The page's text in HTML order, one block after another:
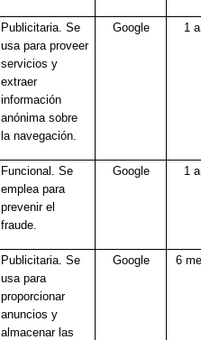
Publicitaria. Se
usa para proveer
servicios y
extraer
información
anónima sobre
la navegación.
Google 1
Funcional. Se
emplea para
prevenir el
fraude.
Google 1
Publicitaria. Se
usa para
proporcionar
anuncios y
almacenar las
Google 6